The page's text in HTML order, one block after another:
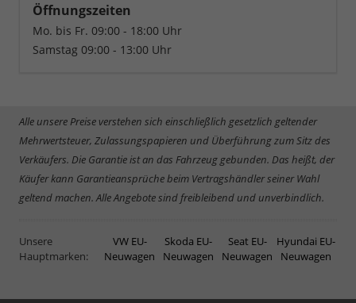
Öffnungszeiten
Mo. bis Fr. 09:00 - 18:00 Uhr
Samstag 09:00 - 13:00 Uhr
Alle unsere Preise verstehen sich einschließlich gesetzlich geltender
Mehrwertsteuer, Zulassungspapieren und Überführung zum Sitz des
Verkäufers. Die Garantie ist an das Fahrzeug gebunden. Das heißt, der
Käufer kann Garantieansprüche beim Vertragshändler seiner Wahl
geltend machen. Alle Angebote sind freibleibend und unverbindlich.
Unsere
Hauptmarken:
VW EU-
Neuwagen
Skoda EU-
Neuwagen
Seat EU-
Neuwagen
Hyundai EU-
Neuwagen